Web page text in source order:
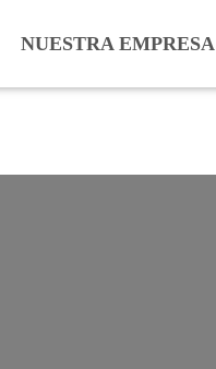
NUESTRA EMPRESA